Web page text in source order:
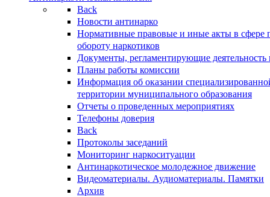
Back
Новости антинарко
Нормативные правовые и иные акты в сфере
обороту наркотиков
Документы, регламентирующие деятельность
Планы работы комиссии
Информация об оказании
территории муниципального образования
Отчеты о проведенных мероприятиях
Телефоны доверия
Back
Протоколы заседаний
Мониторинг наркоситуации
Антинаркотическое молодежное движение
Видеоматериалы. Аудиоматериалы. Памятки
Архив